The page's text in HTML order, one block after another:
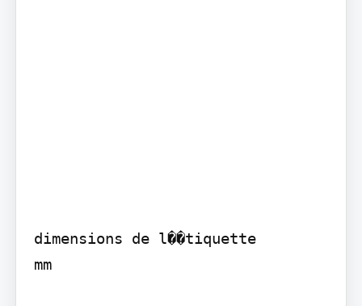
dimensions de l��tiquette
mm